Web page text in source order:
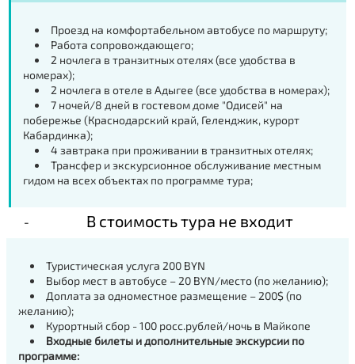
Проезд на комфортабельном автобусе по маршруту;
Работа сопровождающего;
2 ночлега в транзитных отелях (все удобства в
номерах);
2 ночлега в отеле в Адыгее (все удобства в номерах);
7 ночей/8 дней в гостевом доме "Одисей" на
побережье (Краснодарский край, Геленджик, курорт
Кабардинка);
4 завтрака при проживании в транзитных отелях;
Трансфер и экскурсионное обслуживание местным
гидом на всех объектах по программе тура;
В стоимость тура не входит
Туристическая услуга 200 BYN
Выбор мест в автобусе – 20 BYN/место (по желанию);
Доплата за одноместное размещение – 200$ (по
желанию);
Курортный сбор - 100 росс.рублей/ночь в Майкопе
Входные билеты и дополнительные экскурсии по
программе: